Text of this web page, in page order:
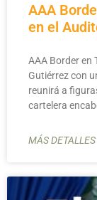
AAA
en el
AAA Border en
Gutiérrez con
reunirá a
cartelera
MÁS DETALLES